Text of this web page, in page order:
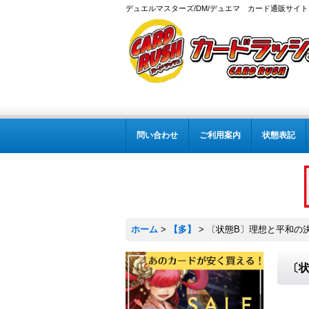
デュエルマスターズ/DM/デュエマ カード通販サイト
問い合わせ ご利用案内 状態表記
ホーム > 【多】 > 〔状態B〕理想と平和の
〔